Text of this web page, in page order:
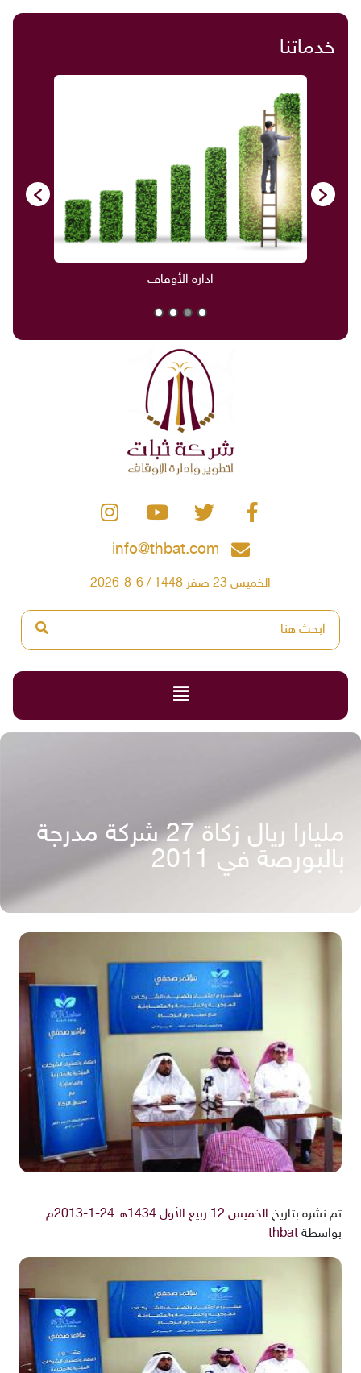
خدماتنا
صناديق العائلة
info@thbat.com
الخميس 23 صفر 1448 / 6-8-2026
مليارا ريال زكاة 27 شركة مدرجة
بالبورصة في 2011
تم نشره بتاريخ الخميس 12 ربيع الأول 1434هـ 24-1-2013م
بواسطة thbat